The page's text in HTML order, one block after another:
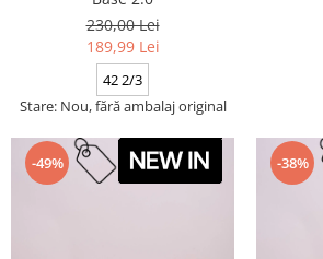
230,00 Lei
189,99 Lei
42 2/3
Stare: Nou, fără ambalaj original
-49% -38%